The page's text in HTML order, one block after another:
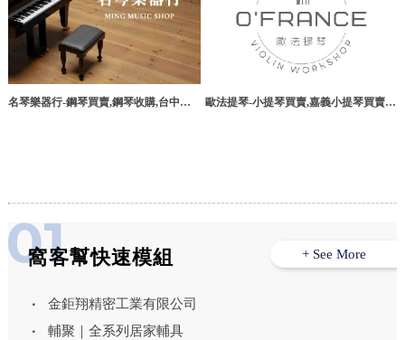
名琴樂器行-鋼琴買賣,鋼琴收購,台中樂
歐法提琴-小提琴買賣,嘉義小提琴買賣,
窩客幫快速模組
金鉅翔精密工業有限公司
輔聚｜全系列居家輔具
+ See More